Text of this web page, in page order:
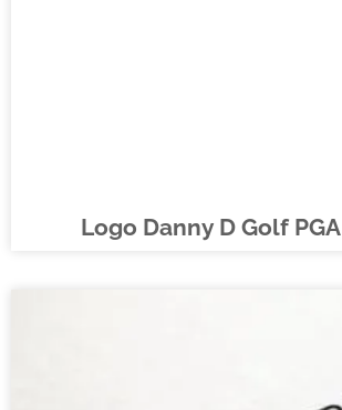
Logo Danny D Golf